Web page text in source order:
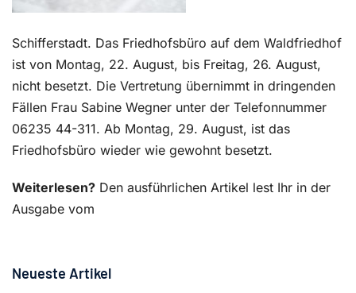
Schifferstadt. Das Friedhofsbüro auf dem Waldfriedhof
ist von Montag, 22. August, bis Freitag, 26. August,
nicht besetzt. Die Vertretung übernimmt in dringenden
Fällen Frau Sabine Wegner unter der Telefonnummer
06235 44-311. Ab Montag, 29. August, ist das
Friedhofsbüro wieder wie gewohnt besetzt.
Weiterlesen? Den ausführlichen Artikel lest Ihr in der
Ausgabe vom
Neueste Artikel